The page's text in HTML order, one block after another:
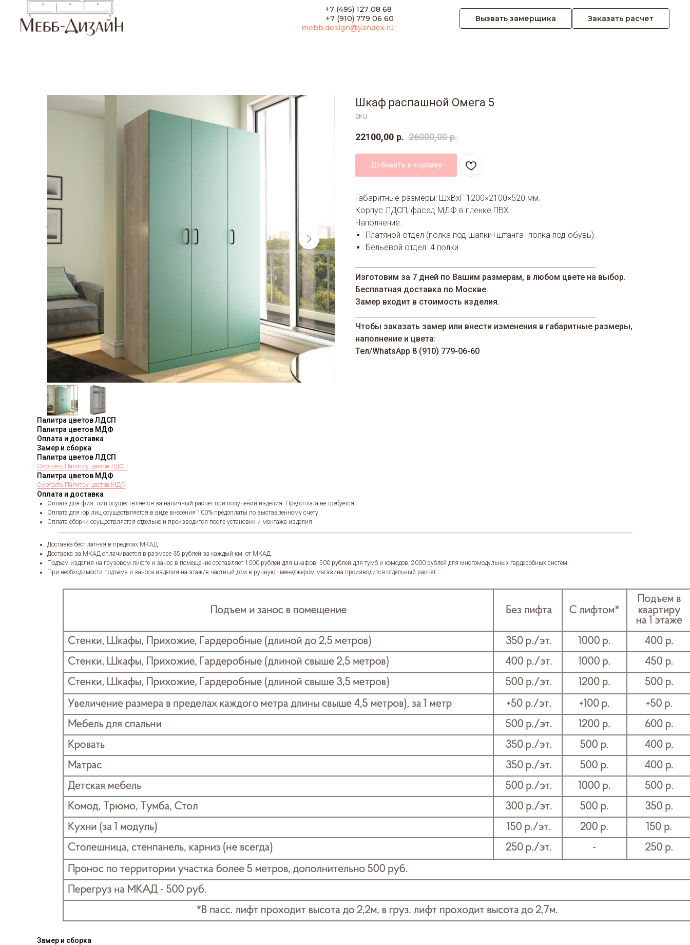
+7 (495) 127 08 68
+7 (910) 779 06 60
mebb.design@yandex.ru
Вызвать замерщика Заказать расчет
Шкаф распашной Омега 5
SKU:
22100,00 р. 26000,00 р.
Добавить в корзину
Габаритные размеры: ШхВхГ 1200×2100×520 мм.
Корпус ЛДСП, фасад МДФ в пленке ПВХ.
Наполнение:
Платяной отдел (полка под шапки+штанга+полка под обувь).
Бельевой отдел. 4 полки.
Изготовим за 7 дней по Вашим размерам, в любом цвете на выбор.
Бесплатная доставка по Москве.
Замер входит в стоимость изделия.
Чтобы заказать замер или внести изменения в габаритные размеры,
наполнение и цвета:
Тел/WhatsАрp 8 (910) 779-06-60
Палитра цветов ЛДСП
Палитра цветов МДФ
Оплата и доставка
Замер и сборка
Палитра цветов ЛДСП
Смотреть Палитру цветов ЛДСП
Палитра цветов МДФ
Смотреть Палитру цветов МДФ
Оплата и доставка
Оплата для физ. лиц осуществляется за наличный расчет при получении изделия. Предоплата не требуется.
Оплата для юр.лиц осуществляется в виде внесения 100% предоплаты по выставленному счету.
Оплата сборки осуществляется отдельно и производится после установки и монтажа изделия.
Доставка бесплатная в пределах МКАД.
Доставка за МКАД оплачивается в размере 35 рублей за каждый км. от МКАД.
Подъем изделия на грузовом лифте и занос в помещение составляет 1000 рублей для шкафов, 500 рублей для тумб и комодов, 2000 рублей для многомодульных гардеробных систем.
При необходимости подъема и заноса изделия на этаж/в частный дом в ручную - менеджером магазина производится отдельный расчет.
Замер и сборка